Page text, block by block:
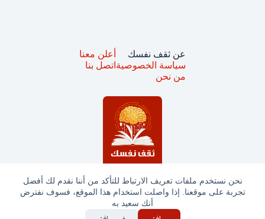
نحن نستخدم ملفات تعريف الارتباط للتأكد من أننا نقدم لك أفضل
تجربة على موقعنا. إذا واصلت استخدام هذا الموقع، فسوف نفترض
أنك سعيد به
جميع الحقوق محفوظة © ثقف نفسك 2025
عن ثقف نفسك
سياسة الخصوصية
من نحن
أعلن معنا
اتصل بنا